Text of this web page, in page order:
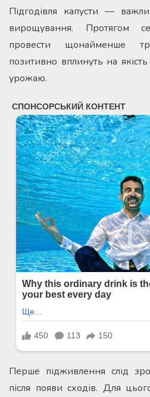
Підгодівля капусти —
вирощування. Протягом
провести щонайменше
позитивно вплинуть на якість
урожаю.
Перше підживлення слід
після появи сходів. Для